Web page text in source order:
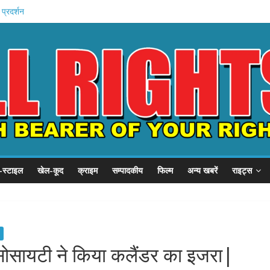
से गुहार
को कैद
खेल-कूद क्राइम सम्पादकीय फिल्म अन्य खबरें राइट्स
ने किया कलैंडर का इजरा|